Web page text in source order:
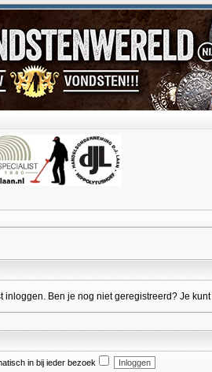
inloggen. Ben je nog niet geregistreerd? Je kunt
in bij ieder bezoek